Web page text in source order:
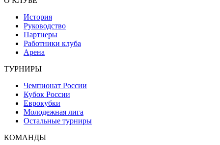
История
Руководство
Партнеры
Работники клуба
Арена
ТУРНИРЫ
Чемпионат России
Кубок России
Еврокубки
Молодежная лига
Остальные турниры
КОМАНДЫ